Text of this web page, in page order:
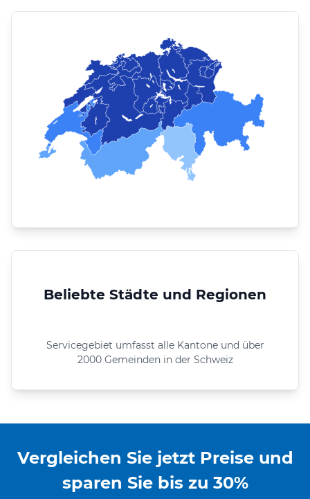
Beliebte Städte und Regionen
Servicegebiet umfasst alle Kantone und über
2000 Gemeinden in der Schweiz
Vergleichen Sie jetzt Preise und
sparen Sie bis zu 30%